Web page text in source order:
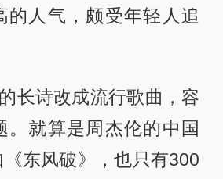
的人气，颇受年轻人追
长诗改成流行歌曲，容
。就算是周杰伦的中国
东风破》，也只有300